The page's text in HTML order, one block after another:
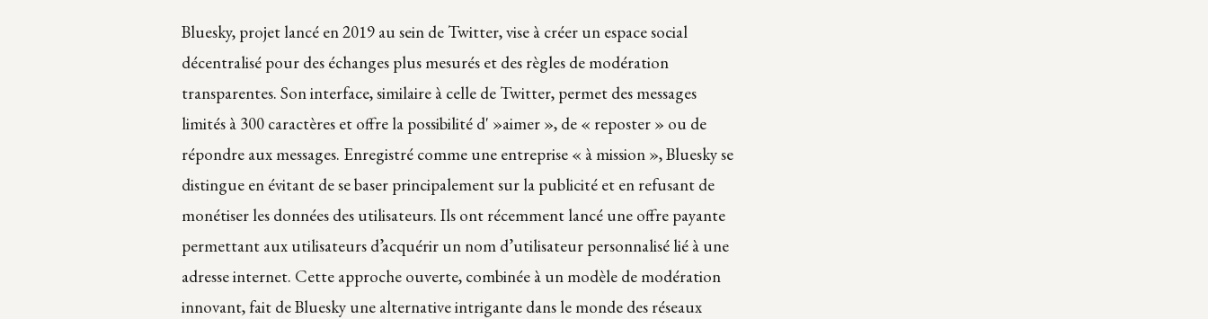
Bluesky, projet lancé en 2019 au sein de Twitter, vise à créer un espace social
décentralisé pour des échanges plus mesurés et des règles de modération
transparentes. Son interface, similaire à celle de Twitter, permet des messages
limités à 300 caractères et offre la possibilité d' »aimer », de « reposter » ou de
répondre aux messages. Enregistré comme une entreprise « à mission », Bluesky se
distingue en évitant de se baser principalement sur la publicité et en refusant de
monétiser les données des utilisateurs. Ils ont récemment lancé une offre payante
permettant aux utilisateurs d’acquérir un nom d’utilisateur personnalisé lié à une
adresse internet. Cette approche ouverte, combinée à un modèle de modération
innovant, fait de Bluesky une alternative intrigante dans le monde des réseaux